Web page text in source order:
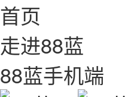
首页
走进88蓝
88蓝手机端